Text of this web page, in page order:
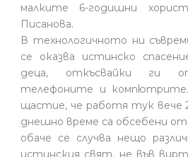
малките 6-годишни
Писанова.
В технологичното ни
се оказва истинско
деца, откъсвайки ги
телефоните и
щастие, че работя тук вече
днешно време са обсебени
обаче се случва нещо
истинския свят, не във